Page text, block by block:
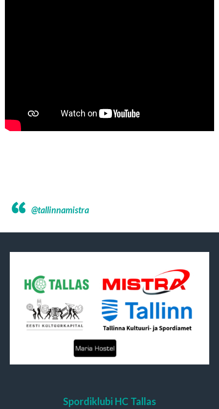
@tallinnamistra
Spordiklubi HC Tallas